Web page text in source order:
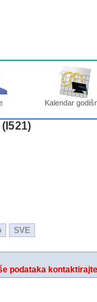
Kalendar
SVE
podataka